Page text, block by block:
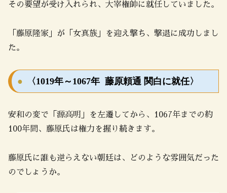
その要望が受け入れられ、大宰権帥に就任していました。
「藤原隆家」が「女真族」を迎え撃ち、撃退に成功しまし
た。
〈1019年～1067年 藤原頼通 関白に就任〉
安和の変で「源高明」を左遷してから、1067年までの約
100年間、藤原氏は権力を握り続きます。
藤原氏に誰も逆らえない朝廷は、どのような雰囲気だった
のでしょうか。